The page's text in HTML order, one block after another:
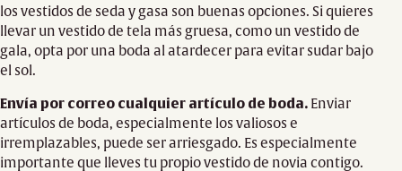
los vestidos de seda y gasa son buenas opciones. Si quieres
llevar un vestido de tela más gruesa, como un vestido de
gala, opta por una boda al atardecer para evitar sudar bajo
el sol.
Envía por correo cualquier artículo de boda. Enviar
artículos de boda, especialmente los valiosos e
irremplazables, puede ser arriesgado. Es especialmente
importante que lleves tu propio vestido de novia contigo.